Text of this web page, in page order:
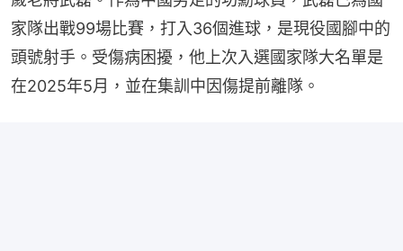
家隊出戰99場比賽，打入36個進球，是現役國腳中的
頭號射手。受傷病困擾，他上次入選國家隊大名單是
在2025年5月，並在集訓中因傷提前離隊。